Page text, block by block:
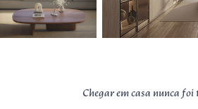
Chegar em casa nunca foi